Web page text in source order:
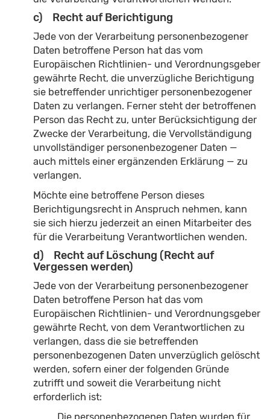
c) Recht auf Berichtigung
Jede von der Verarbeitung personenbezogener
Daten betroffene Person hat das vom
Europäischen Richtlinien- und Verordnungsgeber
gewährte Recht, die unverzügliche Berichtigung
sie betreffender unrichtiger personenbezogener
Daten zu verlangen. Ferner steht der betroffenen
Person das Recht zu, unter Berücksichtigung der
Zwecke der Verarbeitung, die Vervollständigung
unvollständiger personenbezogener Daten —
auch mittels einer ergänzenden Erklärung — zu
verlangen.
Möchte eine betroffene Person dieses
Berichtigungsrecht in Anspruch nehmen, kann
sie sich hierzu jederzeit an einen Mitarbeiter des
für die Verarbeitung Verantwortlichen wenden.
d) Recht auf Löschung (Recht auf
Vergessen werden)
Jede von der Verarbeitung personenbezogener
Daten betroffene Person hat das vom
Europäischen Richtlinien- und Verordnungsgeber
gewährte Recht, von dem Verantwortlichen zu
verlangen, dass die sie betreffenden
personenbezogenen Daten unverzüglich gelöscht
werden, sofern einer der folgenden Gründe
zutrifft und soweit die Verarbeitung nicht
erforderlich ist: